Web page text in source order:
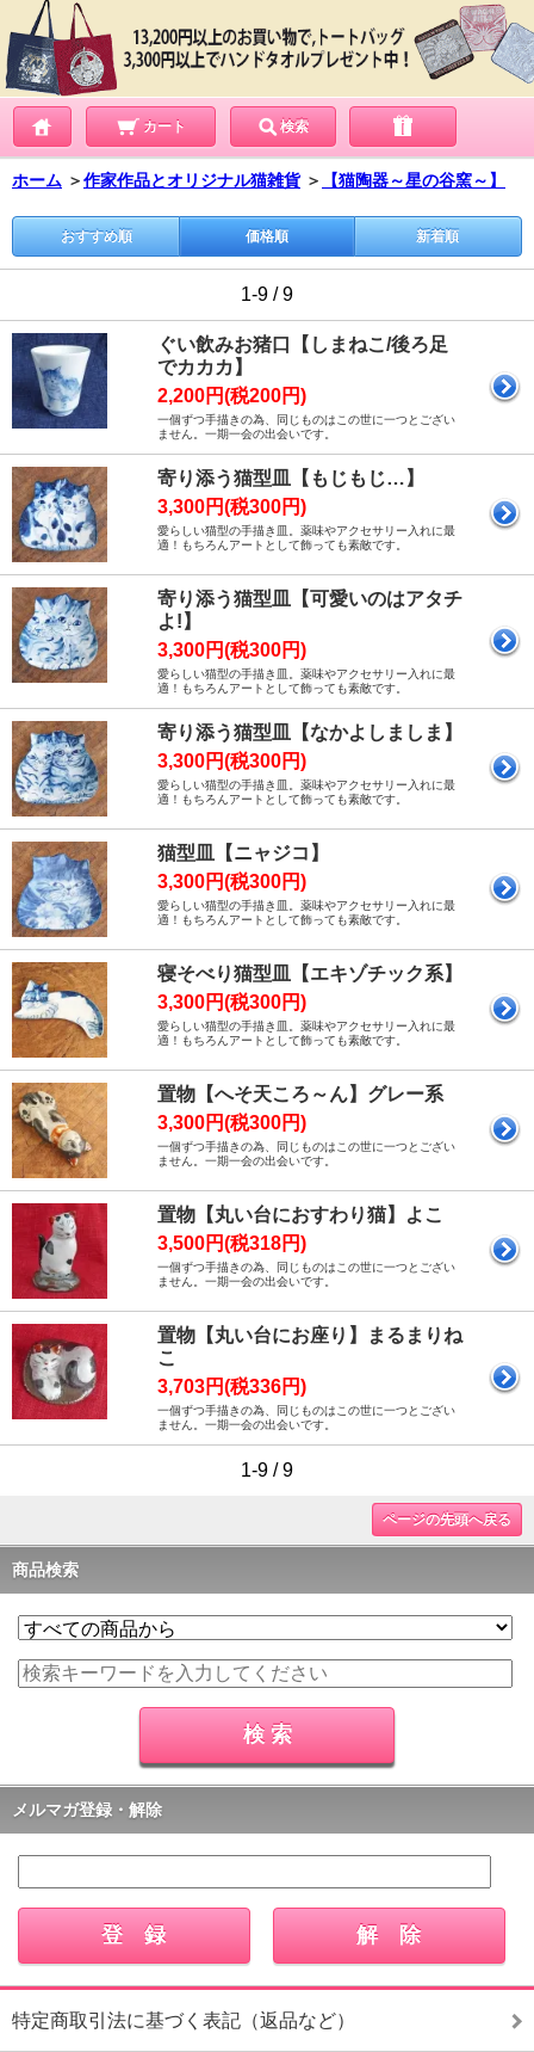
カート 検索
ホーム ＞作家作品とオリジナル猫雑貨 ＞ 【猫陶器～星の谷窯～】
おすすめ順 価格順 新着順
1-9 / 9
ぐい飲みお猪口【しまねこ/後ろ足
でカカカ】
2,200円(税200円)
一個ずつ手描きの為、同じものはこの世に一つとござい
ません。一期一会の出会いです。
寄り添う猫型皿【もじもじ…】
3,300円(税300円)
愛らしい猫型の手描き皿。薬味やアクセサリー入れに最
適！もちろんアートとして飾っても素敵です。
寄り添う猫型皿【可愛いのはアタチ
よ!】
3,300円(税300円)
愛らしい猫型の手描き皿。薬味やアクセサリー入れに最
適！もちろんアートとして飾っても素敵です。
寄り添う猫型皿【なかよしましま】
3,300円(税300円)
愛らしい猫型の手描き皿。薬味やアクセサリー入れに最
適！もちろんアートとして飾っても素敵です。
猫型皿【ニャジコ】
3,300円(税300円)
愛らしい猫型の手描き皿。薬味やアクセサリー入れに最
適！もちろんアートとして飾っても素敵です。
寝そべり猫型皿【エキゾチック系】
3,300円(税300円)
愛らしい猫型の手描き皿。薬味やアクセサリー入れに最
適！もちろんアートとして飾っても素敵です。
置物【へそ天ころ～ん】グレー系
3,300円(税300円)
一個ずつ手描きの為、同じものはこの世に一つとござい
ません。一期一会の出会いです。
置物【丸い台におすわり猫】よこ
3,500円(税318円)
一個ずつ手描きの為、同じものはこの世に一つとござい
ません。一期一会の出会いです。
置物【丸い台にお座り】まるまりね
こ
3,703円(税336円)
一個ずつ手描きの為、同じものはこの世に一つとござい
ません。一期一会の出会いです。
1-9 / 9
ページの先頭へ戻る
商品検索
メルマガ登録・解除
特定商取引法に基づく表記（返品など）